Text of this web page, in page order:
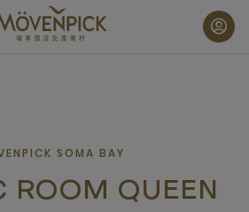
SOMA BAY
ROOM QUEEN